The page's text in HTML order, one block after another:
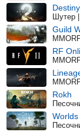
Шутер
Guild
RF
Rokh
Worlds